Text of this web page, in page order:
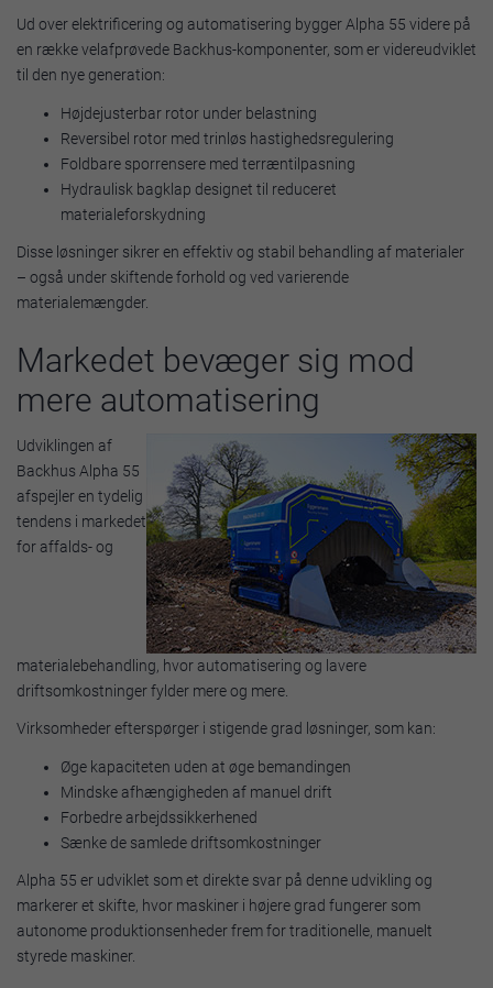
Ud over elektrificering og automatisering bygger Alpha 55 videre på
en række velafprøvede Backhus-komponenter, som er videreudviklet
til den nye generation:
Højdejusterbar rotor under belastning
Reversibel rotor med trinløs hastighedsregulering
Foldbare sporrensere med terræntilpasning
Hydraulisk bagklap designet til reduceret
materialeforskydning
Disse løsninger sikrer en effektiv og stabil behandling af materialer
– også under skiftende forhold og ved varierende
materialemængder.
Markedet bevæger sig mod
mere automatisering
Udviklingen af
Backhus Alpha 55
afspejler en tydelig
tendens i markedet
for affalds- og
materialebehandling, hvor automatisering og lavere
driftsomkostninger fylder mere og mere.
Virksomheder efterspørger i stigende grad løsninger, som kan:
Øge kapaciteten uden at øge bemandingen
Mindske afhængigheden af manuel drift
Forbedre arbejdssikkerhened
Sænke de samlede driftsomkostninger
Alpha 55 er udviklet som et direkte svar på denne udvikling og
markerer et skifte, hvor maskiner i højere grad fungerer som
autonome produktionsenheder frem for traditionelle, manuelt
styrede maskiner.